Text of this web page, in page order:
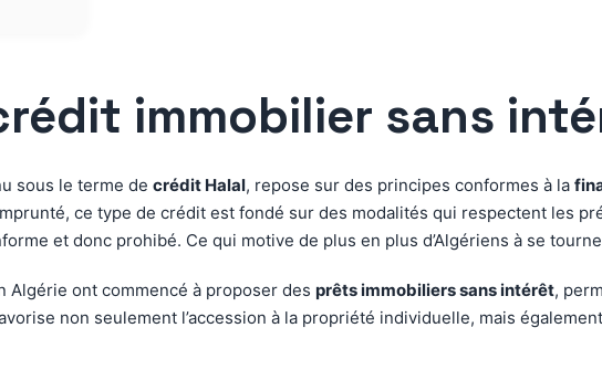
immobilier sans
sous le terme de crédit Halal, repose sur des principes conformes à la
ce type de crédit est fondé sur des modalités qui respectent les
et donc prohibé. Ce qui motive de plus en plus d’Algériens à se
ont commencé à proposer des prêts immobiliers sans intérêt,
non seulement l’accession à la propriété individuelle, mais